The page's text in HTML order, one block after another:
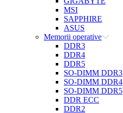
MSI
SAPPHIRE
ASUS
Memorii operative
DDR3
DDR4
DDR5
SO-DIMM DDR3
SO-DIMM DDR4
SO-DIMM DDR5
DDR ECC
DDR2